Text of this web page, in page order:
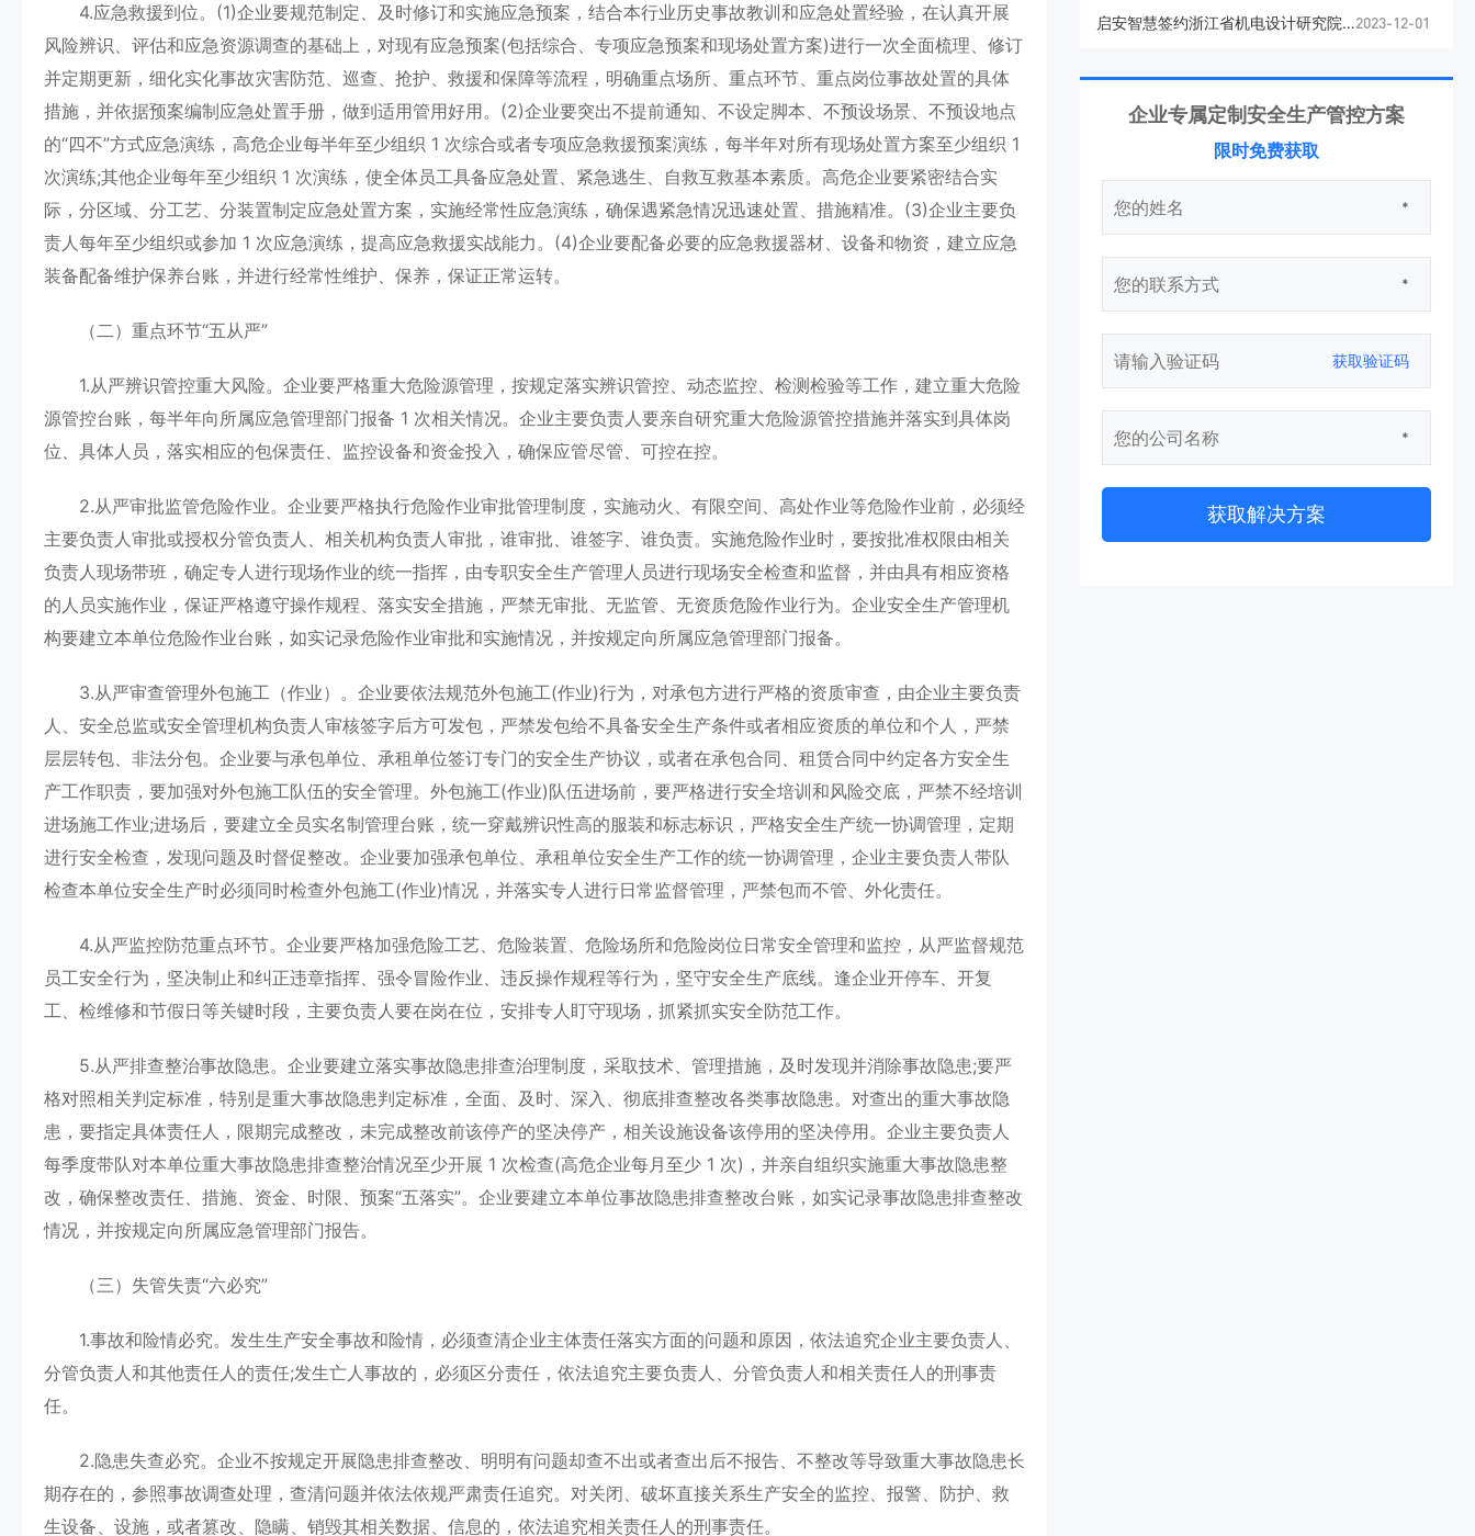
4.应急救援到位。(1)企业要规范制定、及时修订和实施应急预案，结合本行业历史事故教训和应急处置经验，在认真开展
风险辨识、评估和应急资源调查的基础上，对现有应急预案(包括综合、专项应急预案和现场处置方案)进行一次全面梳理、修订
并定期更新，细化实化事故灾害防范、巡查、抢护、救援和保障等流程，明确重点场所、重点环节、重点岗位事故处置的具体
措施，并依据预案编制应急处置手册，做到适用管用好用。(2)企业要突出不提前通知、不设定脚本、不预设场景、不预设地点
的“四不”方式应急演练，高危企业每半年至少组织 1 次综合或者专项应急救援预案演练，每半年对所有现场处置方案至少组织 1
次演练;其他企业每年至少组织 1 次演练，使全体员工具备应急处置、紧急逃生、自救互救基本素质。高危企业要紧密结合实
际，分区域、分工艺、分装置制定应急处置方案，实施经常性应急演练，确保遇紧急情况迅速处置、措施精准。(3)企业主要负
责人每年至少组织或参加 1 次应急演练，提高应急救援实战能力。(4)企业要配备必要的应急救援器材、设备和物资，建立应急
装备配备维护保养台账，并进行经常性维护、保养，保证正常运转。
（二）重点环节“五从严”
1.从严辨识管控重大风险。企业要严格重大危险源管理，按规定落实辨识管控、动态监控、检测检验等工作，建立重大危险
源管控台账，每半年向所属应急管理部门报备 1 次相关情况。企业主要负责人要亲自研究重大危险源管控措施并落实到具体岗
位、具体人员，落实相应的包保责任、监控设备和资金投入，确保应管尽管、可控在控。
2.从严审批监管危险作业。企业要严格执行危险作业审批管理制度，实施动火、有限空间、高处作业等危险作业前，必须经
主要负责人审批或授权分管负责人、相关机构负责人审批，谁审批、谁签字、谁负责。实施危险作业时，要按批准权限由相关
负责人现场带班，确定专人进行现场作业的统一指挥，由专职安全生产管理人员进行现场安全检查和监督，并由具有相应资格
的人员实施作业，保证严格遵守操作规程、落实安全措施，严禁无审批、无监管、无资质危险作业行为。企业安全生产管理机
构要建立本单位危险作业台账，如实记录危险作业审批和实施情况，并按规定向所属应急管理部门报备。
3.从严审查管理外包施工（作业）。企业要依法规范外包施工(作业)行为，对承包方进行严格的资质审查，由企业主要负责
人、安全总监或安全管理机构负责人审核签字后方可发包，严禁发包给不具备安全生产条件或者相应资质的单位和个人，严禁
层层转包、非法分包。企业要与承包单位、承租单位签订专门的安全生产协议，或者在承包合同、租赁合同中约定各方安全生
产工作职责，要加强对外包施工队伍的安全管理。外包施工(作业)队伍进场前，要严格进行安全培训和风险交底，严禁不经培训
进场施工作业;进场后，要建立全员实名制管理台账，统一穿戴辨识性高的服装和标志标识，严格安全生产统一协调管理，定期
进行安全检查，发现问题及时督促整改。企业要加强承包单位、承租单位安全生产工作的统一协调管理，企业主要负责人带队
检查本单位安全生产时必须同时检查外包施工(作业)情况，并落实专人进行日常监督管理，严禁包而不管、外化责任。
4.从严监控防范重点环节。企业要严格加强危险工艺、危险装置、危险场所和危险岗位日常安全管理和监控，从严监督规范
员工安全行为，坚决制止和纠正违章指挥、强令冒险作业、违反操作规程等行为，坚守安全生产底线。逢企业开停车、开复
工、检维修和节假日等关键时段，主要负责人要在岗在位，安排专人盯守现场，抓紧抓实安全防范工作。
5.从严排查整治事故隐患。企业要建立落实事故隐患排查治理制度，采取技术、管理措施，及时发现并消除事故隐患;要严
格对照相关判定标准，特别是重大事故隐患判定标准，全面、及时、深入、彻底排查整改各类事故隐患。对查出的重大事故隐
患，要指定具体责任人，限期完成整改，未完成整改前该停产的坚决停产，相关设施设备该停用的坚决停用。企业主要负责人
每季度带队对本单位重大事故隐患排查整治情况至少开展 1 次检查(高危企业每月至少 1 次)，并亲自组织实施重大事故隐患整
改，确保整改责任、措施、资金、时限、预案“五落实”。企业要建立本单位事故隐患排查整改台账，如实记录事故隐患排查整改
情况，并按规定向所属应急管理部门报告。
（三）失管失责“六必究”
1.事故和险情必究。发生生产安全事故和险情，必须查清企业主体责任落实方面的问题和原因，依法追究企业主要负责人、
分管负责人和其他责任人的责任;发生亡人事故的，必须区分责任，依法追究主要负责人、分管负责人和相关责任人的刑事责
任。
2.隐患失查必究。企业不按规定开展隐患排查整改、明明有问题却查不出或者查出后不报告、不整改等导致重大事故隐患长
期存在的，参照事故调查处理，查清问题并依法依规严肃责任追究。对关闭、破坏直接关系生产安全的监控、报警、防护、救
生设备、设施，或者篡改、隐瞒、销毁其相关数据、信息的，依法追究相关责任人的刑事责任。
启安智慧签约浙江省机电设计研究院「安全管理数智化平台」2023-12-01
企业专属定制安全生产管控方案
限时免费获取
*
*
获取验证码
*
获取解决方案